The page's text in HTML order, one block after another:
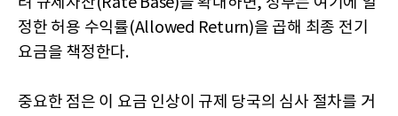
정한 허용 수익률(Allowed Return)을 곱해 최종 전기
요금을 책정한다.
중요한 점은 이 요금 인상이 규제 당국의 심사 절차를 거